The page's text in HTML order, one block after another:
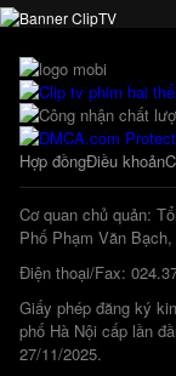
Hợp đồngĐiều khoản
Cơ quan chủ quản:
Phố Phạm Văn
Điện thoại/Fax:
Giấy phép đăng ký
phố Hà Nội cấp lần
27/11/2025.